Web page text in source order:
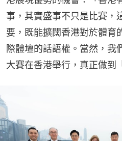
事，其實盛事不只是比賽，
要，既能擴闊香港對於體育
際體壇的話語權。當然，我
大賽在香港舉行，真正做到